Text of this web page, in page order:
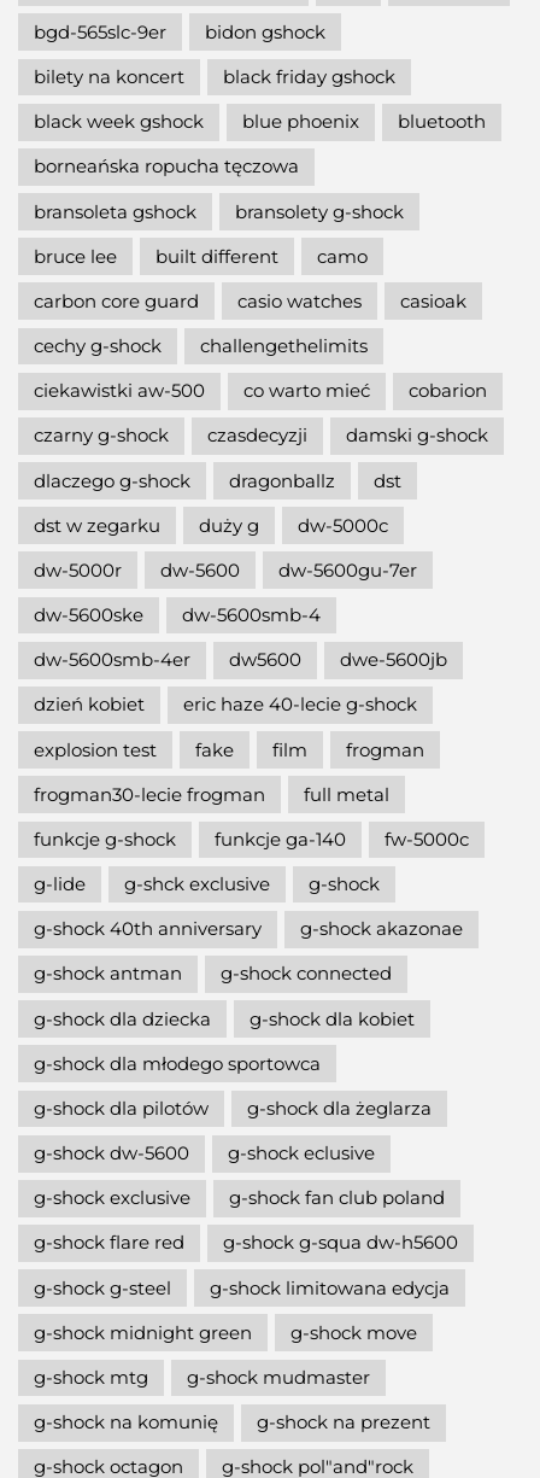
bgd-565slc-9er
bidon gshock
bilety na koncert
black friday gshock
black week gshock
blue phoenix
bluetooth
borneańska ropucha tęczowa
bransoleta gshock
bransolety g-shock
bruce lee
built different
camo
carbon core guard
casio watches
casioak
cechy g-shock
challengethelimits
ciekawistki aw-500
co warto mieć
cobarion
czarny g-shock
czasdecyzji
damski g-shock
dlaczego g-shock
dragonballz
dst
dst w zegarku
duży g
dw-5000c
dw-5000r
dw-5600
dw-5600gu-7er
dw-5600ske
dw-5600smb-4
dw-5600smb-4er
dw5600
dwe-5600jb
dzień kobiet
eric haze 40-lecie g-shock
explosion test
fake film
frogman
frogman30-lecie frogman
full metal
funkcje g-shock
funkcje ga-140
fw-5000c
g-lide
g-shck exclusive
g-shock
g-shock 40th anniversary
g-shock akazonae
g-shock antman
g-shock connected
g-shock dla dziecka
g-shock dla kobiet
g-shock dla młodego sportowca
g-shock dla pilotów
g-shock dla żeglarza
g-shock dw-5600
g-shock eclusive
g-shock exclusive
g-shock fan club poland
g-shock flare red
g-shock g-squa dw-h5600
g-shock g-steel
g-shock limitowana edycja
g-shock midnight green
g-shock move
g-shock mtg
g-shock mudmaster
g-shock na komunię
g-shock na prezent
g-shock octagon
g-shock pol"and"rock